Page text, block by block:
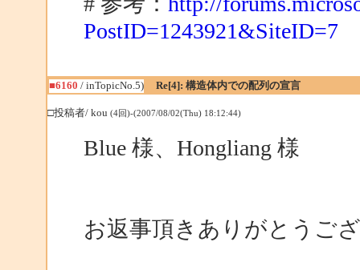
PostID=1243921&SiteID=7
■6160 / inTopicNo.5) Re[4]: 構造体内での配列の宣言
□投稿者/ kou (4回)-(2007/08/02(Thu) 18:12:44)
Blue 様、Hongliang 様
お返事頂きありがとうご